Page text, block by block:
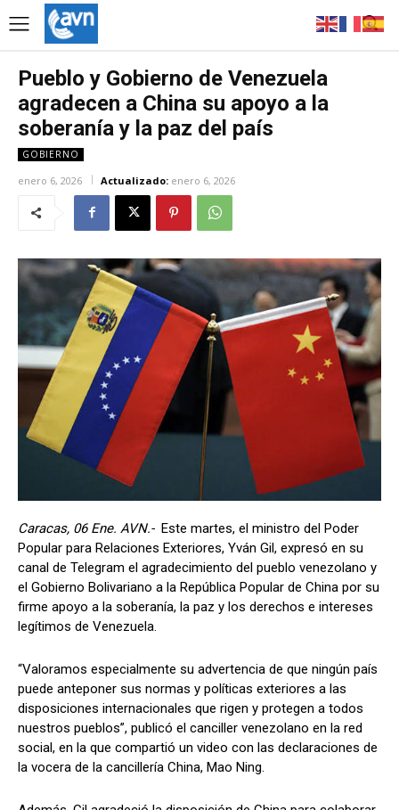
Pueblo y Gobierno de Venezuela
agradecen a China su apoyo a la
soberanía y la paz del país
GOBIERNO
enero 6, 2026 Actualizado: enero 6, 2026
Caracas, 06 Ene. AVN.- Este martes, el ministro del Poder
Popular para Relaciones Exteriores, Yván Gil, expresó en su
canal de Telegram el agradecimiento del pueblo venezolano y
el Gobierno Bolivariano a la República Popular de China por su
firme apoyo a la soberanía, la paz y los derechos e intereses
legítimos de Venezuela.
“Valoramos especialmente su advertencia de que ningún país
puede anteponer sus normas y políticas exteriores a las
disposiciones internacionales que rigen y protegen a todos
nuestros pueblos”, publicó el canciller venezolano en la red
social, en la que compartió un video con las declaraciones de
la vocera de la cancillería China, Mao Ning.